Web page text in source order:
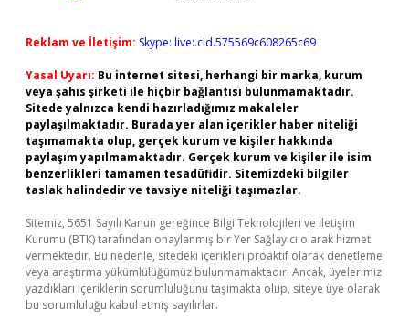
Reklam ve İletişim: Skype: live:.cid.575569c608265c69
Yasal Uyarı: Bu internet sitesi, herhangi bir marka, kurum
veya şahıs şirketi ile hiçbir bağlantısı bulunmamaktadır.
Sitede yalnızca kendi hazırladığımız makaleler
paylaşılmaktadır. Burada yer alan içerikler haber niteliği
taşımamakta olup, gerçek kurum ve kişiler hakkında
paylaşım yapılmamaktadır. Gerçek kurum ve kişiler ile isim
benzerlikleri tamamen tesadüfidir. Sitemizdeki bilgiler
taslak halindedir ve tavsiye niteliği taşımazlar.
Sitemiz, 5651 Sayılı Kanun gereğince Bilgi Teknolojileri ve İletişim
Kurumu (BTK) tarafından onaylanmış bir Yer Sağlayıcı olarak hizmet
vermektedir. Bu nedenle, sitedeki içerikleri proaktif olarak denetleme
veya araştırma yükümlülüğümüz bulunmamaktadır. Ancak, üyelerimiz
yazdıkları içeriklerin sorumluluğunu taşımakta olup, siteye üye olarak
bu sorumluluğu kabul etmiş sayılırlar.